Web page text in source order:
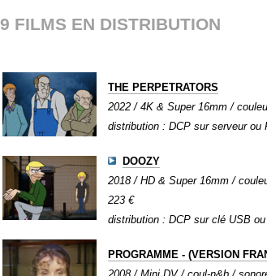
9 FILMS EN DISTRIBUTION
THE PERPETRATORS
2022 / 4K & Super 16mm /
distribution : DCP sur serveur ou
DOOZY
2018 / HD & Super 16mm /
223 €
distribution : DCP sur clé USB
PROGRAMME - (VERSION